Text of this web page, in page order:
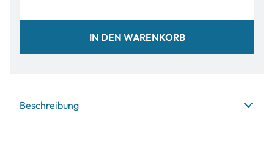
IN DEN WARENKORB
Beschreibung